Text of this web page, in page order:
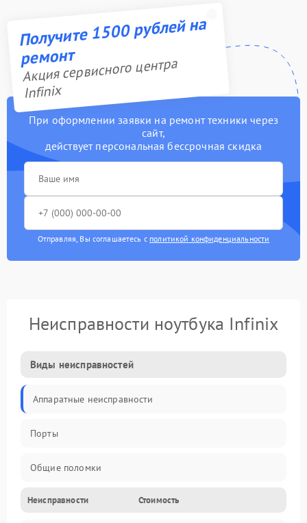
Получите 1500 рублей на
ремонт
Акция сервисного центра
Infinix
При оформлении заявки на ремонт техники через
сайт,
действует персональная бессрочная скидка
Отправляя, Вы соглашаетесь с политикой конфиденциальности
Неисправности ноутбука Infinix
Виды неисправностей
Аппаратные неисправности
Порты
Общие поломки
Устройства
Неисправности Стоимость